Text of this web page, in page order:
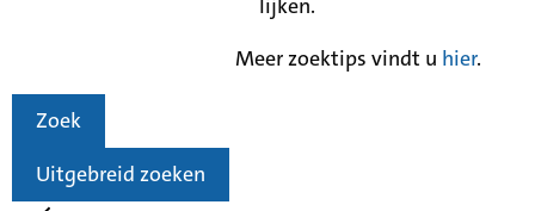
Meer zoektips vindt u hier.
Zoek
Uitgebreid zoeken